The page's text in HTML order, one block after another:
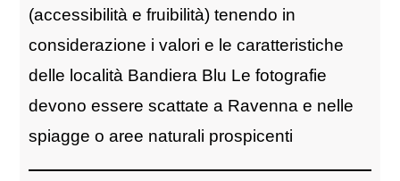
(accessibilità e fruibilità) tenendo in
considerazione i valori e le caratteristiche
delle località Bandiera Blu Le fotografie
devono essere scattate a Ravenna e nelle
spiagge o aree naturali prospicenti